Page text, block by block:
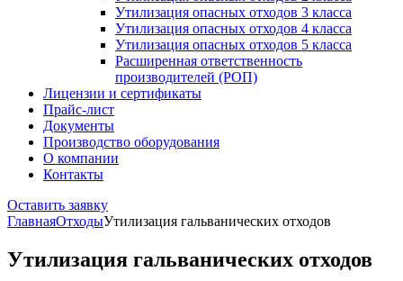
Утилизация опасных отходов 3 класса
Утилизация опасных отходов 4 класса
Утилизация опасных отходов 5 класса
Расширенная ответственность
производителей (РОП)
Лицензии и сертификаты
Прайс-лист
Документы
Производство оборудования
О компании
Контакты
Оставить заявку
ГлавнаяОтходыУтилизация гальванических отходов
Утилизация гальванических отходов